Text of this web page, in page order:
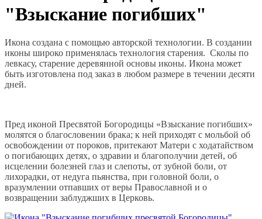
"Взыскание погибших"
Икона создана с помощью авторской технологии. В создании
иконы широко применялась технология старения. Сколы по
левкасу, старение деревянной основы иконы. Икона может
быть изготовлена под заказ в любом размере в течении десяти
дней.
Пред иконой Пресвятой Богородицы «Взыскание погибших»
молятся о благословении брака; к ней приходят с мольбой об
освобождении от пороков, притекают Матери с ходатайством
о погибающих детях, о здравии и благополучии детей, об
исцелении болезней глаз и слепоты, от зубной боли, от
лихорадки, от недуга пьянства, при головной боли, о
вразумлении отпавших от веры Православной и о
возвращении заблуджших в Церковь.